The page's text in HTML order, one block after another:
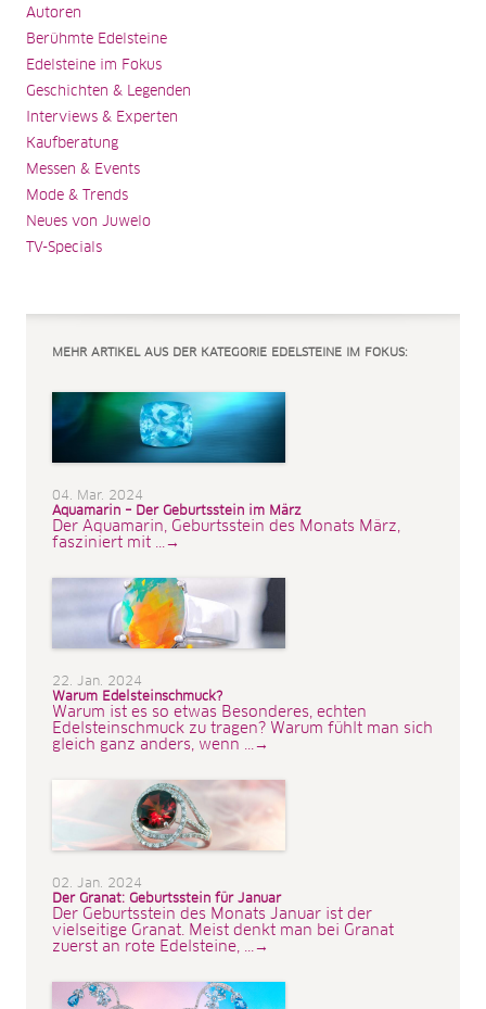
Autoren
Berühmte Edelsteine
Edelsteine im Fokus
Geschichten & Legenden
Interviews & Experten
Kaufberatung
Messen & Events
Mode & Trends
Neues von Juwelo
TV-Specials
MEHR ARTIKEL AUS DER KATEGORIE EDELSTEINE IM FOKUS:
04. Mar. 2024
Aquamarin – Der Geburtsstein im März
Der Aquamarin, Geburtsstein des Monats März,
fasziniert mit ...→
22. Jan. 2024
Warum Edelsteinschmuck?
Warum ist es so etwas Besonderes, echten
Edelsteinschmuck zu tragen? Warum fühlt man sich
gleich ganz anders, wenn ...→
02. Jan. 2024
Der Granat: Geburtsstein für Januar
Der Geburtsstein des Monats Januar ist der
vielseitige Granat. Meist denkt man bei Granat
zuerst an rote Edelsteine, ...→